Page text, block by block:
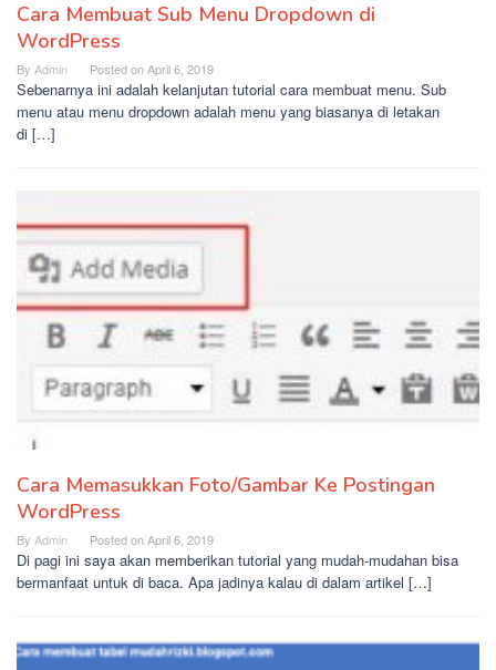
Cara Membuat Sub Menu Dropdown di
WordPress
By Admin Posted onApril 6, 2019
Sebenarnya ini adalah kelanjutan tutorial cara membuat menu. Sub
menu atau menu dropdown adalah menu yang biasanya di letakan
di […]
Cara Memasukkan Foto/Gambar Ke Postingan
WordPress
By Admin Posted onApril 6, 2019
Di pagi ini saya akan memberikan tutorial yang mudah-mudahan bisa
bermanfaat untuk di baca. Apa jadinya kalau di dalam artikel […]